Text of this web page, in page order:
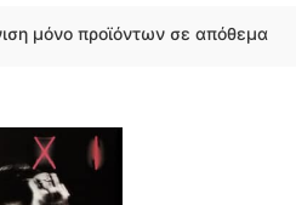
μόνο προϊόντων σε απόθεμα